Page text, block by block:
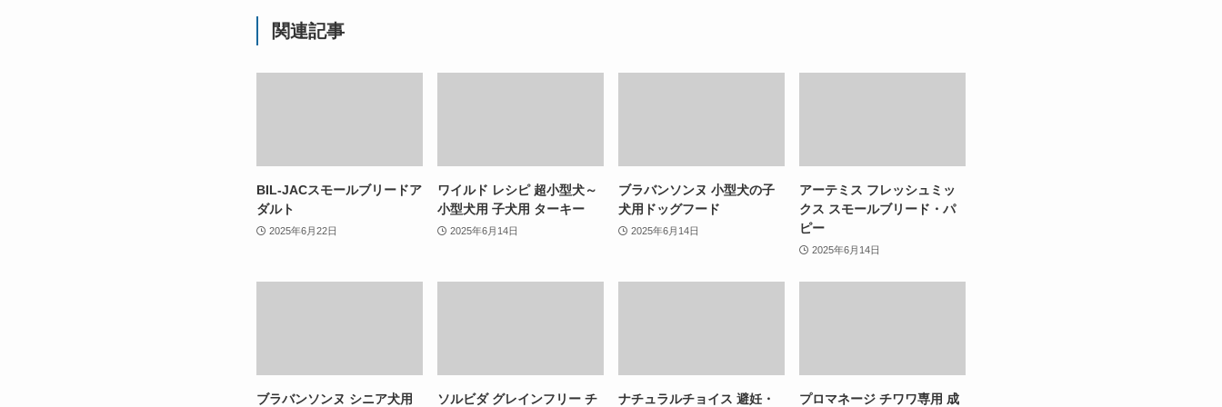
関連記事
BIL-JACスモールブリードア
ダルト
2025年6月22日
ワイルド レシピ 超小型犬～
小型犬用 子犬用 ターキー
2025年6月14日
ブラバンソンヌ 小型犬の子
犬用ドッグフード
2025年6月14日
アーテミス フレッシュミッ
クス スモールブリード・パ
ピー
2025年6月14日
ブラバンソンヌ シニア犬用 ソルビダ グレインフリー チ ナチュラルチョイス 避妊・ プロマネージ チワワ専用 成